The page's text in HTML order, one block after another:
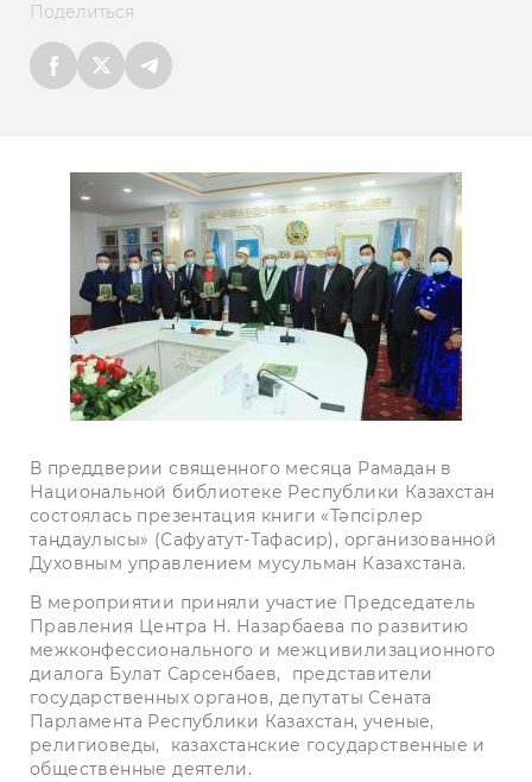
Поделиться
В преддверии священного месяца Рамадан в
Национальной библиотеке Республики Казахстан
состоялась презентация книги «Тәпсірлер
таңдаулысы» (Сафуатут-Тафасир), организованной
Духовным управлением мусульман Казахстана.
В мероприятии приняли участие Председатель
Правления Центра Н. Назарбаева по развитию
межконфессионального и межцивилизационного
диалога Булат Сарсенбаев,
представители
государственных органов, депутаты Сената
Парламента Республики Казахстан, ученые,
религиоведы,
казахстанские государственные и
общественные деятели.